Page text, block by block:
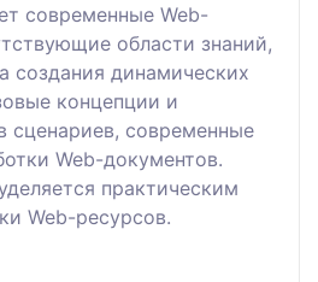
современные Web-
области знаний,
создания динамических
концепции и
сценариев, современные
Web-документов.
практическим
Web-ресурсов.